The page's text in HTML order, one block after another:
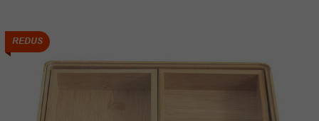
REDUS